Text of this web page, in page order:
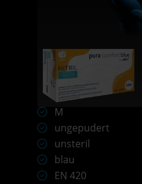
M
ungepudert
unsteril
blau
EN 420